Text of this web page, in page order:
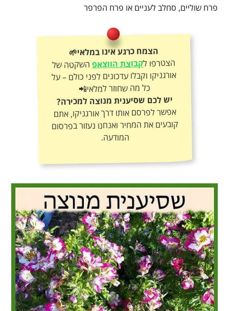
פרח שוליים, סחלב לעניים או פרח הפרפר
הצמח כרגע אינו במלאי🌱
הצטרפו לקבוצת הווצאפהשקטה של
אורגניקו וקבלו עדכונים לפני כולם – על
כל מה שחוזר למלאי📲
יש לכם שסיענית מנוצה למכירה?
אפשר לפרסם אותו דרך אורגניקו, אתם
קובעים את המחיר ואנחנו נעזור בפרסום
המודעה.